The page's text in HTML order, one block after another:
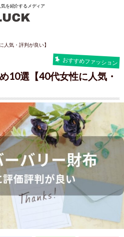
気を紹介するメディア
人気・評判が良い】
おすすめファッション
10選【40代女性に人気・